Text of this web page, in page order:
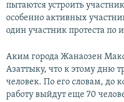
пытаются устроить
особенно активных
один участник протеста по
Аким города Жанаозен
Азаттыку, что к этому дню
человек. По его словам, до
работу выйдут еще 70